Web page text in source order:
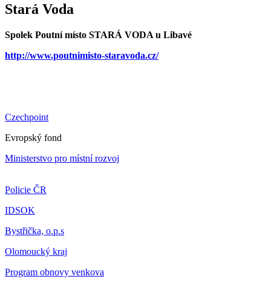
Stará Voda
Spolek Poutní místo STARÁ VODA u Libavé
http://www.poutnimisto-staravoda.cz/
Czechpoint
Evropský fond
Ministerstvo pro místní rozvoj
Policie ČR
IDSOK
Bystřička, o.p.s
Olomoucký kraj
Program obnovy venkova